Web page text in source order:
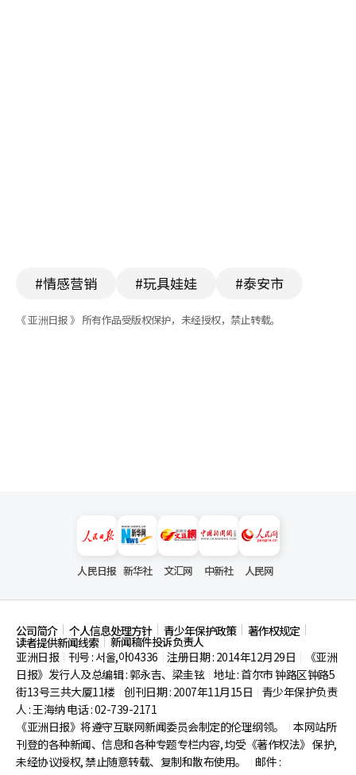
#情感营销 #玩具娃娃 #泰安市
《 亚洲日报 》 所有作品受版权保护，未经授权，禁止转载。
人民日报 新华社 文汇网 中新社 人民网
公司简介 个人信息处理方针 青少年保护政策 著作权规定
读者提供新闻线索
新闻稿件投诉负责人
亚洲日报
刊号 : 서울,아04336 注册日期 : 2014年12月29日
《亚洲
日报》发行人及总编辑 : 郭永吉、梁圭铉 地址 : 首尔市钟路区钟路5
街13号三共大厦11楼 创刊日期 : 2007年11月15日
青少年保护负责
人 : 王海纳 电话 : 02-739-2171
《亚洲日报》将遵守互联网新闻委员会制定的伦理纲领。
本网站所
刊登的各种新闻、信息和各种专题专栏内容, 均受《著作权法》 保护,
未经协议授权, 禁止随意转载、复制和散布使用。
邮件 :